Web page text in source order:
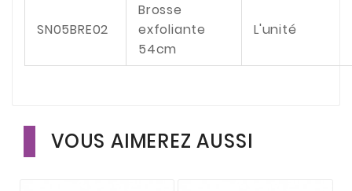
SN05BRE02
Brosse
exfoliante
54cm
L'unité
VOUS AIMEREZ AUSSI